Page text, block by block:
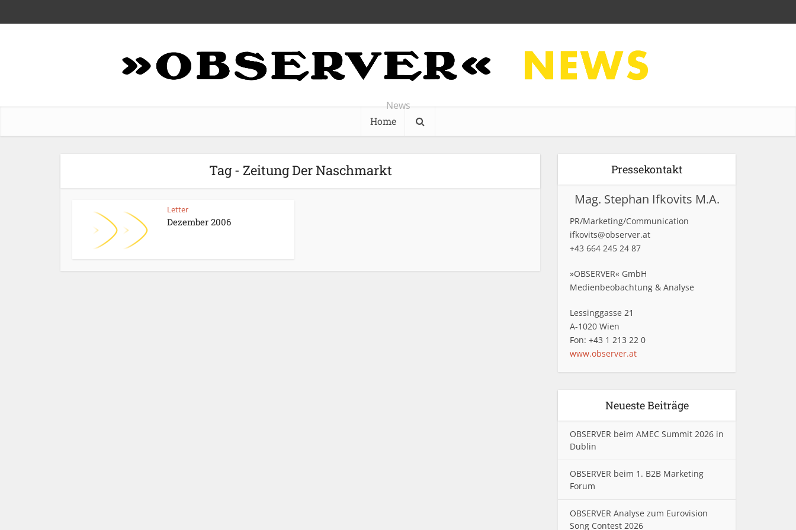
News
Home
Tag - Zeitung Der Naschmarkt
Letter
Dezember 2006
Pressekontakt
Mag. Stephan Ifkovits M.A.
PR/Marketing/Communication
ifkovits@observer.at
+43 664 245 24 87
»OBSERVER« GmbH
Medienbeobachtung & Analyse
Lessinggasse 21
A-1020 Wien
Fon: +43 1 213 22 0
www.observer.at
Neueste Beiträge
OBSERVER beim AMEC Summit 2026 in
Dublin
OBSERVER beim 1. B2B Marketing
Forum
OBSERVER Analyse zum Eurovision
Song Contest 2026